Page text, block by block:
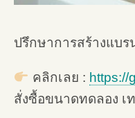
ปรึกษาการสร้างแบร
คลิกเลย : https://
สั่งซื้อขนาดทดลอง เ